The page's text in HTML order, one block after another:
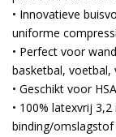
• Innovatieve
uniforme
• Perfect voor
basketbal, voetbal,
• Geschikt voor
• 100% latexvrij
binding/omslagstof